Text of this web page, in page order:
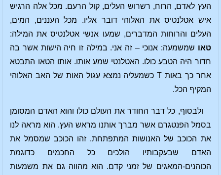
העץ לאדם, הרוח, רשרוש העלים, קול הרעם. מכל אלה הרגיש
איש אטלנטיס את האלוהי דובר אליו. מכל העננים, המים,
העלים והרוחות המדברים, שמעו אנשי אטלנטיס את המילה:
טאו שמשמעה: אנוכי – זה אני. במילה זו חיה הישות אשר בה
חדור היה הטבע כולו. האטלנטי שמע אותו. אותו הטאו התבטא
אחר כך באות T כשמעליה נמצא עגול האות של האב האלוהי
המקיף הכל.
ולבסוף, כל דבר החודר את העולם כולו והוא האדם המסומן
בסמל הפנטגרם אשר מברך אותנו מראש העץ. הוא מראה לנו
את הכוכב של האנושות המתפתחת. זהו הכוכב שמסמל את
האדם שבעקבותיו הולכים כל החכמים כדוגמת
הכוהנים-המאגים של זמני קדם. הוא מהווה גם את משמעות